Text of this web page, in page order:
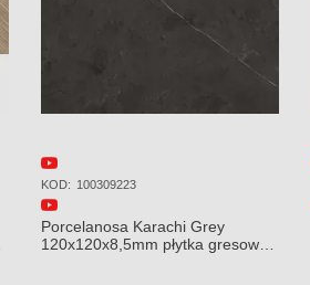
KOD: 100214820
Porcelanosa Spiga Bottega
Caliza 45x120 Płytka Ścienna